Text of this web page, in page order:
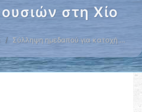
στη Χίο
Σύλληψη ημεδαπού για κατοχή …